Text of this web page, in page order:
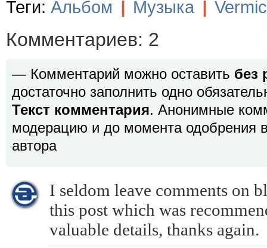
Теги: Альбом | Музыка |
Комментариев: 2
— Комментарий можно оставить без
достаточно заполнить одно
Текст комментария. Анонимные
модерацию и до момента одобрения
автора
I seldom leave comments on
this post which was
valuable details, thanks again.